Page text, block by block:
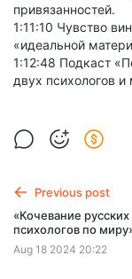
привязанностей.
1:11:10 Чувство
«идеальной
1:12:48 Подкаст
двух психологов
Previous post
«Кочевание русских
психологов по
Aug 18 2024 20:22